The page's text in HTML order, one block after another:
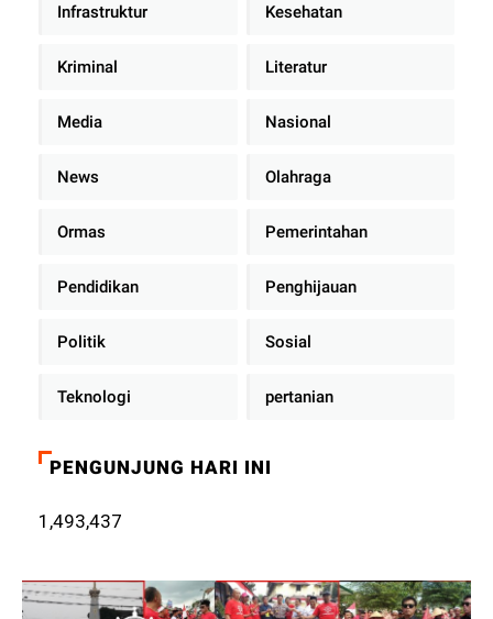
Infrastruktur Kesehatan
Kriminal Literatur
Media Nasional
News Olahraga
Ormas Pemerintahan
Pendidikan Penghijauan
Politik Sosial
Teknologi pertanian
PENGUNJUNG HARI INI
1,493,437